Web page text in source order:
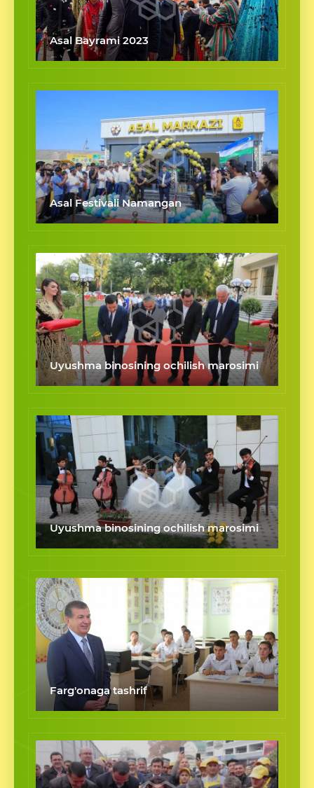
Asal Bayrami 2023
Asal Festivali Namangan
Uyushma binosining ochilish marosimi
Uyushma binosining ochilish marosimi
Farg'onaga tashrif